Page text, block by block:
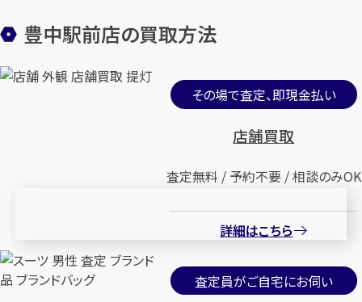
豊中駅前店の買取方法
その場で査定、即現金払い
店舗買取
査定無料 / 予約不要 / 相談のみOK
詳細はこちら
査定員がご自宅にお伺い